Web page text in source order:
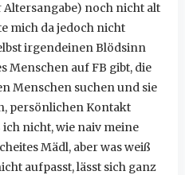
noch nicht alt
mich da jedoch nicht
irgendeinen Blödsinn
Menschen auf FB gibt, die
Menschen suchen und sie
persönlichen Kontakt
nicht, wie naiv meine
Mädl, aber was weiß
aufpasst, lässt sich ganz